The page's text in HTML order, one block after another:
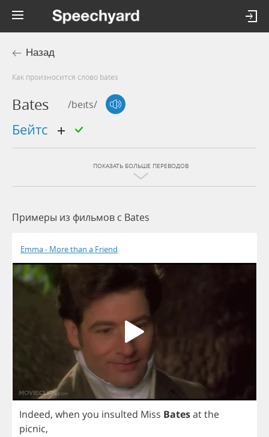
Назад
Как произносится слово bates
Bates /beɪts/
бейтс
ПОКАЗАТЬ БОЛЬШЕ ПЕРЕВОДОВ
Примеры из фильмов c Bates
Emma - More than a Friend
Indeed, when you insulted Miss Batesatthe
picnic,